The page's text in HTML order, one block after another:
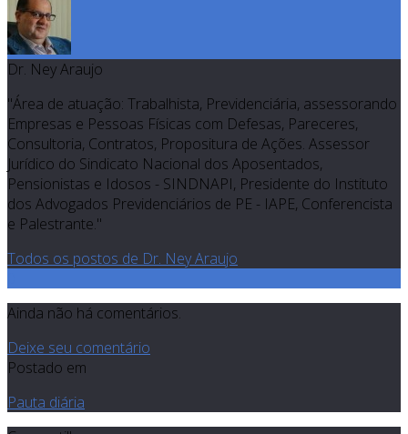
Dr. Ney Araujo
"Área de atuação: Trabalhista, Previdenciária, assessorando
Empresas e Pessoas Físicas com Defesas, Pareceres,
Consultoria, Contratos, Propositura de Ações. Assessor
Jurídico do Sindicato Nacional dos Aposentados,
Pensionistas e Idosos - SINDNAPI, Presidente do Instituto
dos Advogados Previdenciários de PE - IAPE, Conferencista
e Palestrante."
Todos os postos de Dr. Ney Araujo
Ainda não há comentários.
Deixe seu comentário
Postado em
Pauta diária